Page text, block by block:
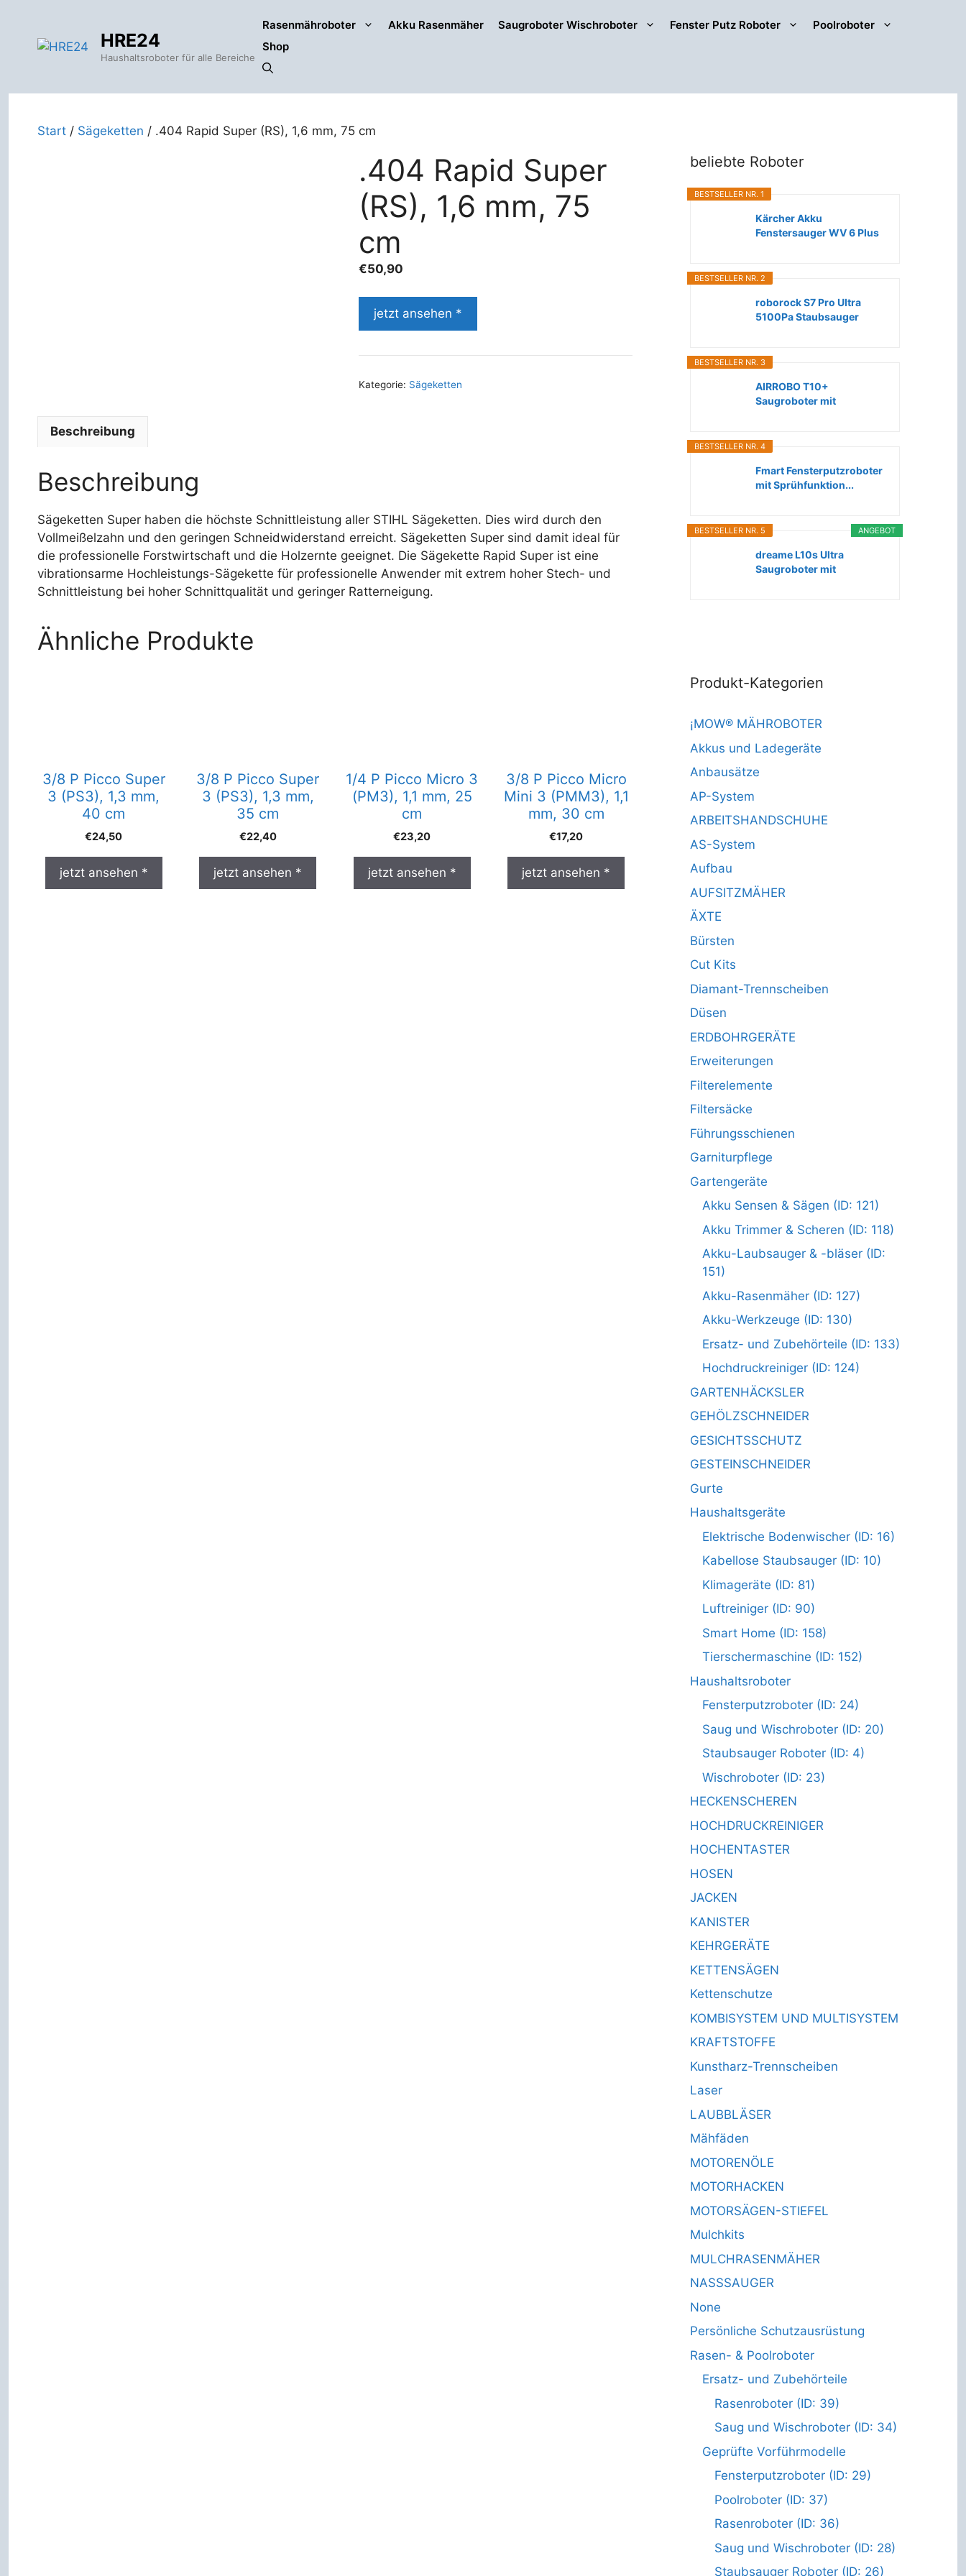
springen
HRE24
Haushaltsroboter für alle Bereiche
Rasenmähroboter Akku Rasenmäher Saugroboter Wischroboter Fenster Putz Roboter
Poolroboter
Shop
Start / Sägeketten / .404 Rapid Super (RS), 1,6 mm, 75 cm
.404 Rapid Super
(RS), 1,6 mm, 75
cm
€50,90
jetzt ansehen *
Kategorie: Sägeketten
Beschreibung
Beschreibung
Sägeketten Super haben die höchste Schnittleistung aller STIHL Sägeketten. Dies wird durch den
Vollmeißelzahn und den geringen Schneidwiderstand erreicht. Sägeketten Super sind damit ideal für
die professionelle Forstwirtschaft und die Holzernte geeignet. Die Sägekette Rapid Super ist eine
vibrationsarme Hochleistungs-Sägekette für professionelle Anwender mit extrem hoher Stech- und
Schnittleistung bei hoher Schnittqualität und geringer Ratterneigung.
Ähnliche Produkte
3/8 P Picco Super
3 (PS3), 1,3 mm,
40 cm
€24,50
jetzt ansehen *
3/8 P Picco Super
3 (PS3), 1,3 mm,
35 cm
€22,40
jetzt ansehen *
1/4 P Picco Micro 3
(PM3), 1,1 mm, 25
cm
€23,20
jetzt ansehen *
3/8 P Picco Micro
Mini 3 (PMM3), 1,1
mm, 30 cm
€17,20
jetzt ansehen *
beliebte Roboter
BESTSELLER NR. 1
Kärcher Akku
Fenstersauger WV 6 Plus
BESTSELLER NR. 2
roborock S7 Pro Ultra
5100Pa Staubsauger
BESTSELLER NR. 3
AIRROBO T10+
Saugroboter mit
BESTSELLER NR. 4
Fmart Fensterputzroboter
mit Sprühfunktion...
ANGEBOT
BESTSELLER NR. 5
dreame L10s Ultra
Saugroboter mit
Produkt-Kategorien
¡MOW® MÄHROBOTER
Akkus und Ladegeräte
Anbausätze
AP-System
ARBEITSHANDSCHUHE
AS-System
Aufbau
AUFSITZMÄHER
ÄXTE
Bürsten
Cut Kits
Diamant-Trennscheiben
Düsen
ERDBOHRGERÄTE
Erweiterungen
Filterelemente
Filtersäcke
Führungsschienen
Garniturpflege
Gartengeräte
Akku Sensen & Sägen (ID: 121)
Akku Trimmer & Scheren (ID: 118)
Akku-Laubsauger & -bläser (ID:
151)
Akku-Rasenmäher (ID: 127)
Akku-Werkzeuge (ID: 130)
Ersatz- und Zubehörteile (ID: 133)
Hochdruckreiniger (ID: 124)
GARTENHÄCKSLER
GEHÖLZSCHNEIDER
GESICHTSSCHUTZ
GESTEINSCHNEIDER
Gurte
Haushaltsgeräte
Elektrische Bodenwischer (ID: 16)
Kabellose Staubsauger (ID: 10)
Klimageräte (ID: 81)
Luftreiniger (ID: 90)
Smart Home (ID: 158)
Tierschermaschine (ID: 152)
Haushaltsroboter
Fensterputzroboter (ID: 24)
Saug und Wischroboter (ID: 20)
Staubsauger Roboter (ID: 4)
Wischroboter (ID: 23)
HECKENSCHEREN
HOCHDRUCKREINIGER
HOCHENTASTER
HOSEN
JACKEN
KANISTER
KEHRGERÄTE
KETTENSÄGEN
Kettenschutze
KOMBISYSTEM UND MULTISYSTEM
KRAFTSTOFFE
Kunstharz-Trennscheiben
Laser
LAUBBLÄSER
Mähfäden
MOTORENÖLE
MOTORHACKEN
MOTORSÄGEN-STIEFEL
Mulchkits
MULCHRASENMÄHER
NASSSAUGER
None
Persönliche Schutzausrüstung
Rasen- & Poolroboter
Ersatz- und Zubehörteile
Rasenroboter (ID: 39)
Saug und Wischroboter (ID: 34)
Geprüfte Vorführmodelle
Fensterputzroboter (ID: 29)
Poolroboter (ID: 37)
Rasenroboter (ID: 36)
Saug und Wischroboter (ID: 28)
Staubsauger Roboter (ID: 26)